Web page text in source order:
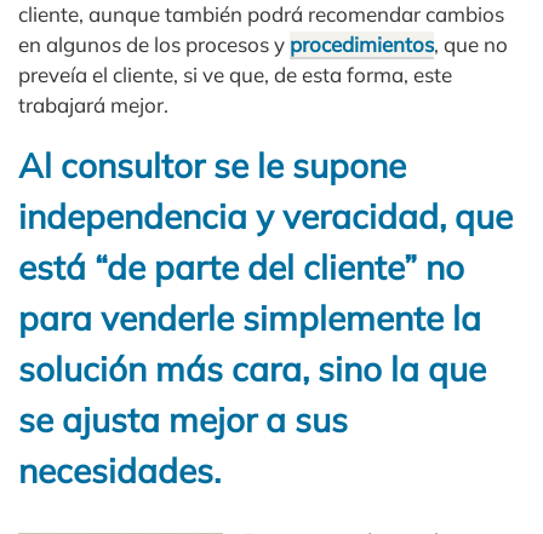
cliente, aunque también podrá recomendar cambios
en algunos de los procesos y procedimientos, que no
preveía el cliente, si ve que, de esta forma, este
trabajará mejor.
Al consultor se le supone
independencia y veracidad, que
está “de parte del cliente” no
para venderle simplemente la
solución más cara, sino la que
se ajusta mejor a sus
necesidades.